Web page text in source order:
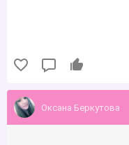
Оксана Беркутова